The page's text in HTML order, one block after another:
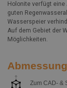
Fassade
Dokumentation
Holonite verfügt
guten
Wasserspeier
Auf dem Gebiet der
Möglichkeiten.
Zum CAD- &